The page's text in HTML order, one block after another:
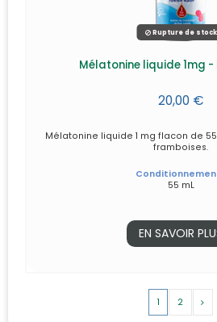
Rupture de stock
Mélatonine liquide 1mg
20,00 €
Mélatonine liquide 1 mg flacon de
framboises.
55 mL
EN SAVOIR
1 2